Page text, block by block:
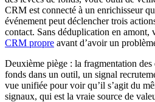
CRM est connecté à un enrichisseur
événement peut déclencher trois
contact. Sans déduplication en amont,
CRM propre avant d’avoir un
Deuxième piège : la fragmentation
fonds dans un outil, un signal
vue unifiée pour voir qu’il s’agit du
signaux, qui est la vraie source de